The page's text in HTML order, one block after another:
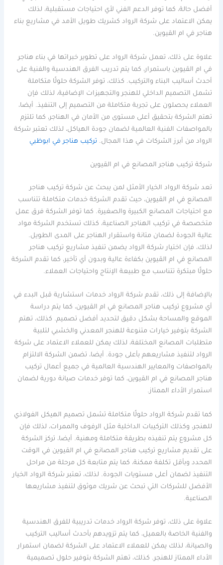
أفضل حالة، كما توفر الدعم الفني لأي احتياجات مستقبلية، لذلك
يمكن الاعتماد على شركة الرواد كشريك طويل الأمد في مشاريع بناء
هناجر في ام القيوين.
علاوة على ذلك، تعمل شركة الرواد على تطوير خبراتها في بناء هناجر
في ام القيوين باستمرار، كما يتم تدريب الفرق الهندسية والفنية على
أحدث أساليب البناء والتركيب. كذلك، توفر الشركة حلولًا متكاملة
تشمل التصميم الداخلي للهنجر والتجهيزات الإضافية، لذلك فإن
العملاء يحصلون على تجربة متكاملة من التصميم إلى التنفيذ. أيضا،
تهتم الشركة بتحقيق أعلى مستوى من الأمان في الهناجر، كما تلتزم
بالمواصفات الفنية العالمية لضمان جودة الهياكل، لذلك تعتبر شركة
الرواد من أبرز الشركات في هذا المجال. تركيب هناجر في ابوظبي
شركة تركيب هناجر المصانع في ام القيوين
تعد شركة الرواد الخيار الأمثل لمن يبحث عن شركة تركيب هناجر
المصانع في ام القيوين، حيث تقدم الشركة خدمات متكاملة تتناسب
مع احتياجات المصانع الكبيرة والصغيرة. كما توفر الشركة فرق عمل
متخصصة في تركيب الهناجر الصناعية، كذلك تستخدم الشركة مواد
عالية الجودة لضمان متانة واستقرار الهناجر على المدى الطويل.
لذلك، فإن اختيار شركة الرواد يضمن تنفيذ مشاريع تركيب هناجر
المصانع في ام القيوين بكفاءة عالية وبدون أي تأخير، كما تقدم الشركة
حلولًا مبتكرة تتناسب مع طبيعة الإنتاج واحتياجات العملاء.
بالإضافة إلى ذلك، تقدم شركة الرواد خدمات استشارية قبل البدء في
أي مشروع تركيب هناجر المصانع في ام القيوين، كما يتم دراسة
الموقع والمساحة بشكل دقيق لتحديد أفضل تصميم. كذلك، تهتم
الشركة بتوفير خيارات متنوعة للهنجر المعدني والخشبي لتلبية
متطلبات المصانع المختلفة، لذلك يمكن للعملاء الاعتماد على شركة
الرواد لتنفيذ مشاريعهم بأعلى جودة. أيضا، تضمن الشركة الالتزام
بالمواصفات والمعايير الهندسية العالمية في جميع أعمال تركيب
هناجر المصانع في ام القيوين، كما توفر خدمات صيانة دورية لضمان
استمرار الأداء الممتاز.
كما تقدم شركة الرواد حلولًا متكاملة تشمل تصميم الهيكل الفولاذي
للهنجر، وكذلك التركيبات الداخلية مثل الرفوف والممرات، لذلك فإن
كل مشروع يتم تنفيذه بطريقة متكاملة ومهنية. أيضا، تركز الشركة
على تقديم مشاريع تركيب هناجر المصانع في ام القيوين في الوقت
المحدد وبأقل تكلفة ممكنة، كما يتم متابعة كل مرحلة من مراحل
التنفيذ لضمان أعلى مستويات الجودة. لذلك، تعتبر شركة الرواد الخيار
الأفضل للشركات التي تبحث عن شريك موثوق لتنفيذ مشاريعها
الصناعية.
علاوة على ذلك، توفر شركة الرواد خدمات تدريبية للفرق الهندسية
والفنية الخاصة بالعميل، كما يتم تزويدهم بأحدث أساليب التركيب
والصيانة، لذلك يمكن للعملاء الاعتماد على الشركة لضمان استمرار
الأداء الممتاز للهنجر. كذلك، تهتم الشركة بتوفير حلول تصميمية